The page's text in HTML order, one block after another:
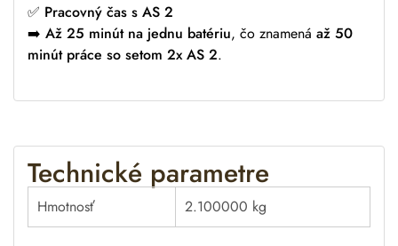
✅ Pracovný čas s AS 2
➡️ Až 25 minút na jednu batériu, čo znamená až 50
minút práce so setom 2x AS 2.
Technické parametre
Hmotnosť 2.100000 kg